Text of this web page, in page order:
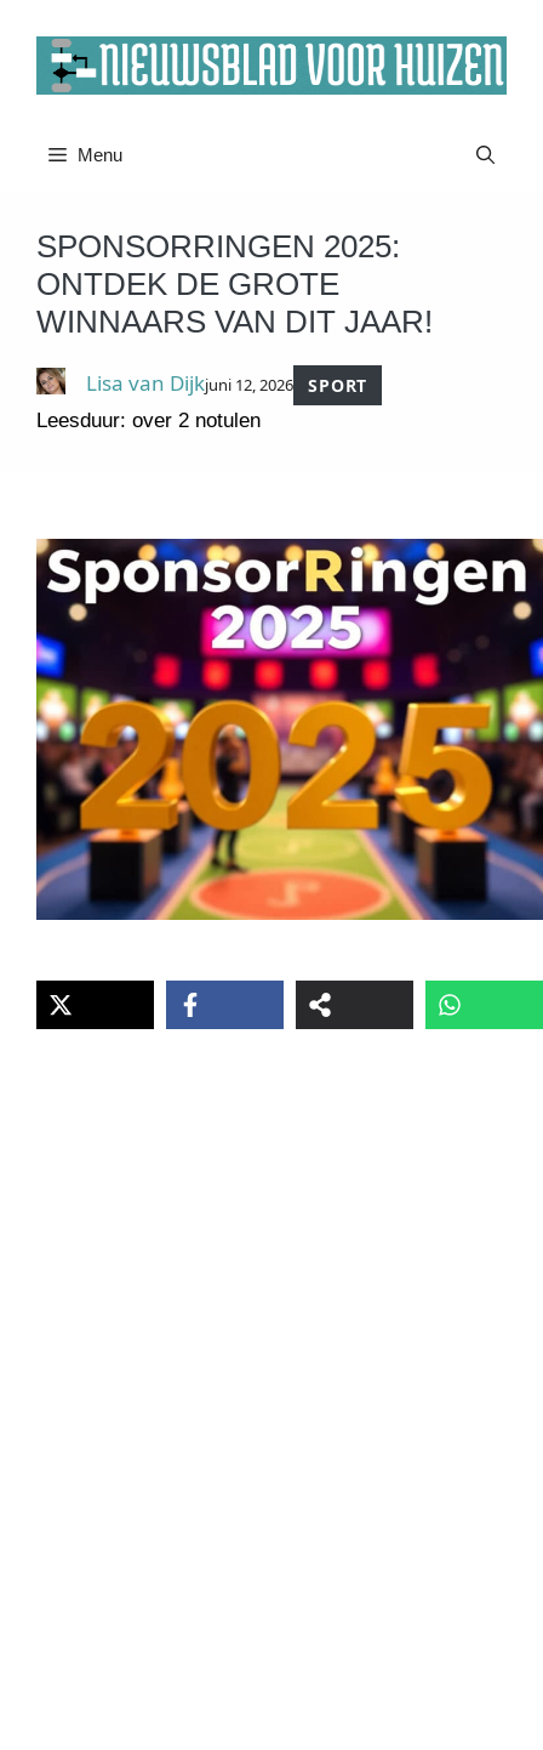
naar
Menu
SPONSORRINGEN 2025:
ONTDEK DE GROTE
WINNAARS VAN DIT JAAR!
Lisa van Dijkjuni 12, 2026
SPORT
Leesduur: over 2 notulen